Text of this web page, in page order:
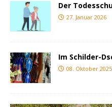
Der
27. Januar 2026
Im Schilder-
08. Oktober 2025